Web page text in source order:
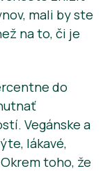
mali by ste
na to, či je
do
Vegánske a
lákavé,
toho, že